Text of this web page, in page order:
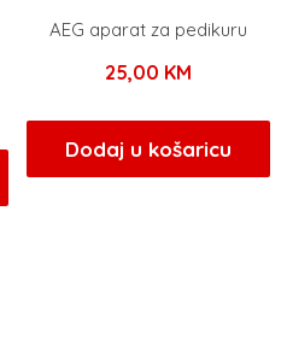
AEG aparat za pedikuru
25,00 KM
Dodaj u košaricu